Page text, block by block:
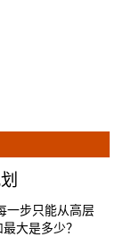
一步只能从高层
大是多少？